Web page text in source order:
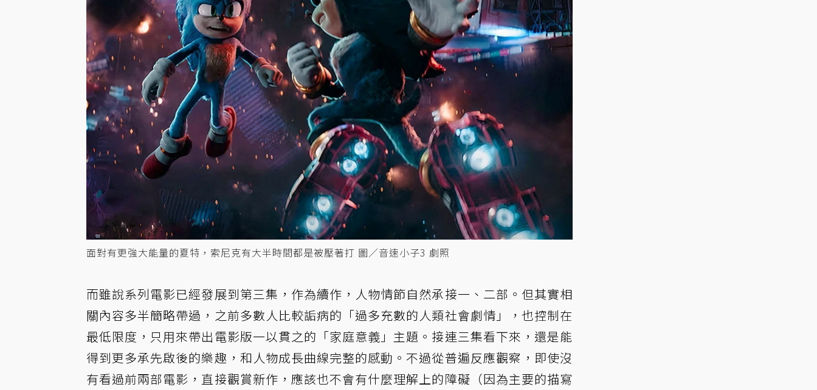
面對有更強大能量的夏特，索尼克有大半時間都是被壓著打 圖／音速小子3 劇照
而雖說系列電影已經發展到第三集，作為續作，人物情節自然承接一、二部。但其實相
關內容多半簡略帶過，之前多數人比較詬病的「過多充數的人類社會劇情」，也控制在
最低限度，只用來帶出電影版一以貫之的「家庭意義」主題。接連三集看下來，還是能
得到更多承先啟後的樂趣，和人物成長曲線完整的感動。不過從普遍反應觀察，即使沒
有看過前兩部電影，直接觀賞新作，應該也不會有什麼理解上的障礙（因為主要的描寫